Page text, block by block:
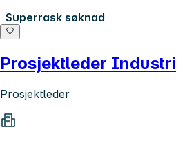
Superrask søknad
Prosjektleder Industri
Prosjektleder